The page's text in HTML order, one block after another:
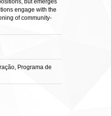
but emerges
engage with the
of community-
Programa de